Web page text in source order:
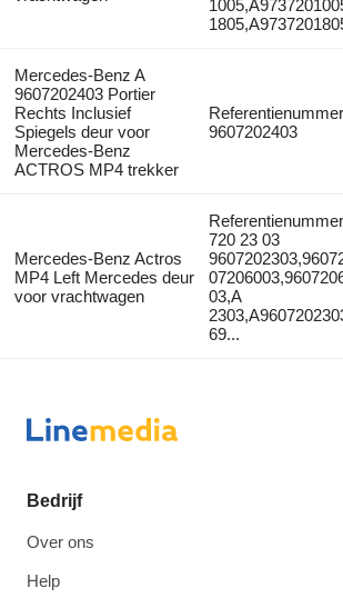
Mercedes-Benz A
9607202403 Portier
Rechts Inclusief
Spiegels deur voor
Mercedes-Benz
ACTROS MP4 trekker
9607202403
Mercedes-Benz Actros
MP4 Left Mercedes deur
voor vrachtwagen
720 23 03
03,A
69...
Bedrijf
Over ons
Help